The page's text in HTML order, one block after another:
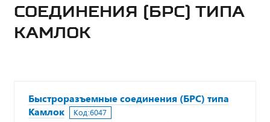
СОЕДИНЕНИЯ (БРС) ТИПА
КАМЛОК
Быстроразъемные соединения (БРС) типа
Камлок
Код:6047